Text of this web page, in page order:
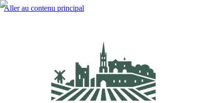
Aller au contenu principal